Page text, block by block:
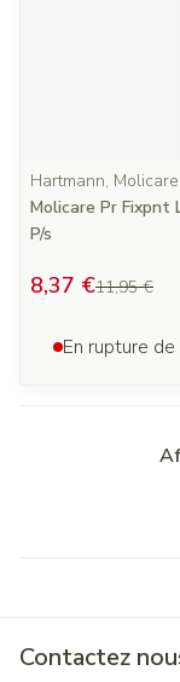
Hartmann, Molicare
Molicare Pr Fixpnt
P/s
11,95 €
8,37 €
En rupture
Contactez